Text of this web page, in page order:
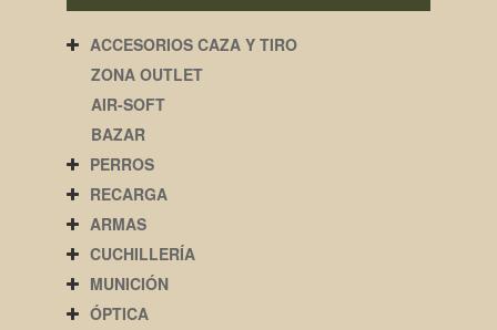
ACCESORIOS CAZA Y TIRO
ZONA OUTLET
AIR-SOFT
BAZAR
PERROS
RECARGA
ARMAS
CUCHILLERÍA
MUNICIÓN
ÓPTICA